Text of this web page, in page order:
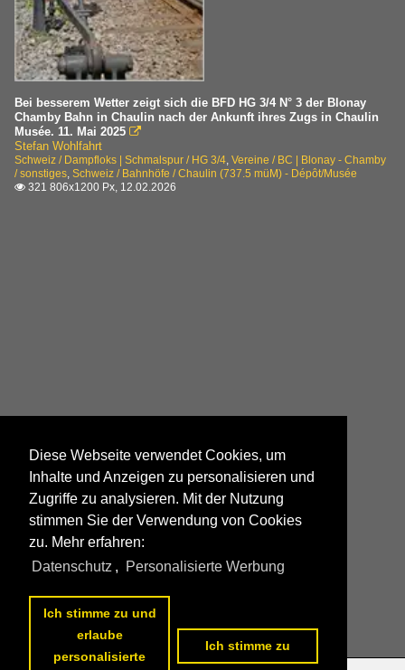
Bei besserem Wetter zeigt sich die BFD HG 3/4 N° 3 der Blonay
Chamby Bahn in Chaulin nach der Ankunft ihres Zugs in Chaulin
Musée. 11. Mai 2025 
Stefan Wohlfahrt
Schweiz / Dampfloks | Schmalspur / HG 3/4, Vereine / BC | Blonay - Chamby
/ sonstiges, Schweiz / Bahnhöfe / Chaulin (737.5 müM) - Dépôt/Musée
 321 806x1200 Px, 12.02.2026
Diese Webseite verwendet Cookies, um
Inhalte und Anzeigen zu personalisieren und
Zugriffe zu analysieren. Mit der Nutzung
stimmen Sie der Verwendung von Cookies
zu. Mehr erfahren:
Datenschutz , Personalisierte Werbung
Ich stimme zu und
erlaube
personalisierte
Ich stimme zu